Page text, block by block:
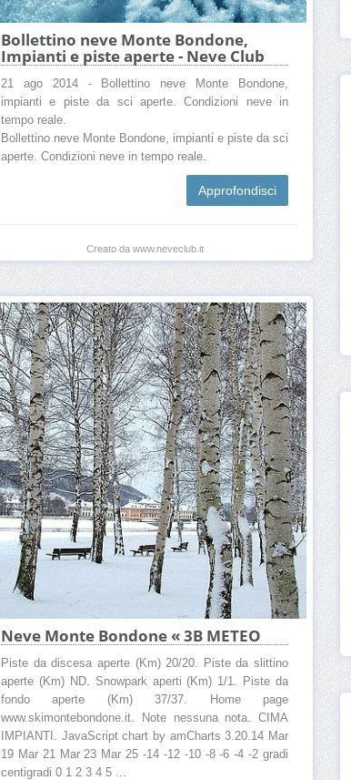
Bollettino neve Monte Bondone,
Impianti e piste aperte - Neve Club
21 ago 2014 - Bollettino neve Monte Bondone,
impianti e piste da sci aperte. Condizioni neve in
tempo reale.
Bollettino neve Monte Bondone, impianti e piste da sci
aperte. Condizioni neve in tempo reale.
Approfondisci
Creato da www.neveclub.it
Neve Monte Bondone « 3B METEO
Piste da discesa aperte (Km) 20/20. Piste da slittino
aperte (Km) ND. Snowpark aperti (Km) 1/1. Piste da
fondo aperte (Km) 37/37. Home page
www.skimontebondone.it. Note nessuna nota. CIMA
IMPIANTI. JavaScript chart by amCharts 3.20.14 Mar
19 Mar 21 Mar 23 Mar 25 -14 -12 -10 -8 -6 -4 -2 gradi
centigradi 0 1 2 3 4 5 ...